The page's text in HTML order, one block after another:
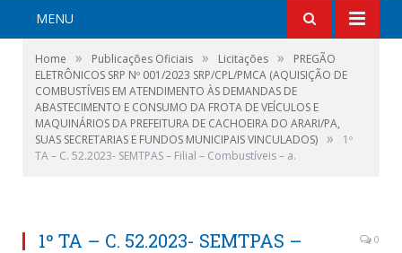
MENU
Home » Publicações Oficiais » Licitações »
PREGÃO
ELETRÔNICOS SRP Nº 001/2023 SRP/CPL/PMCA (AQUISIÇÃO DE
COMBUSTÍVEIS EM ATENDIMENTO ÀS DEMANDAS DE
ABASTECIMENTO E CONSUMO DA FROTA DE VEÍCULOS E
MAQUINÁRIOS DA PREFEITURA DE CACHOEIRA DO ARARI/PA,
SUAS SECRETARIAS E FUNDOS MUNICIPAIS VINCULADOS) »
1º
TA – C. 52.2023- SEMTPAS – Filial – Combustíveis – a.
1º TA – C. 52.2023- SEMTPAS –
0